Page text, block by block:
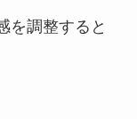
を調整すると